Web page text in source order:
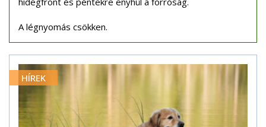
A légnyomás csökken.
HÍREK